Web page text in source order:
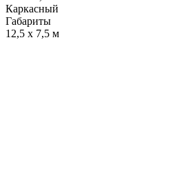
Каркасный
Габариты
12,5 х 7,5 м